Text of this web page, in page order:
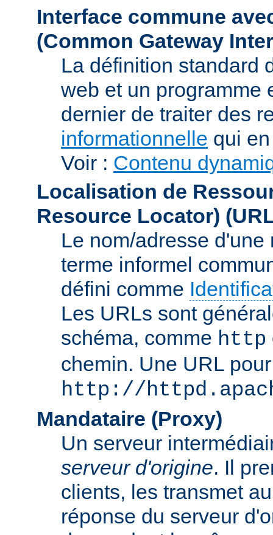
Interface commune
(Common Gateway
La définition standard
web et un programme
dernier de traiter des
informationnelle qui
Voir : Contenu
Localisation de
Resource Locator)
Le nom/adresse
terme informel
défini comme
Les URLs sont
schéma, comme http
chemin. Une URL
http://
Mandataire (Proxy)
Un serveur
serveur d'origine. Il
clients, les transmet
réponse du serveur